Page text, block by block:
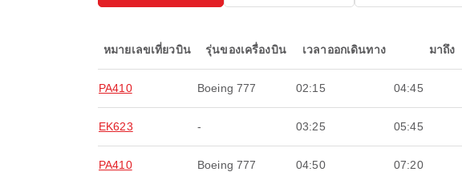
หมายเลขเที่ยวบิน รุ่นของเครื่องบิน เวลาออกเดินทาง มาถึง
PA410 Boeing 777 02:15 04:45
EK623 - 03:25 05:45
PA410 Boeing 777 04:50 07:20